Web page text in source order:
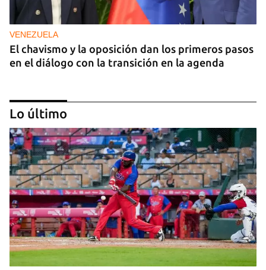
VENEZUELA
El chavismo y la oposición dan los primeros pasos
en el diálogo con la transición en la agenda
NICARAGUA
EE UU propone a la OEA convocar a los
cancilleres para "tomar medidas" contra las
Lo último